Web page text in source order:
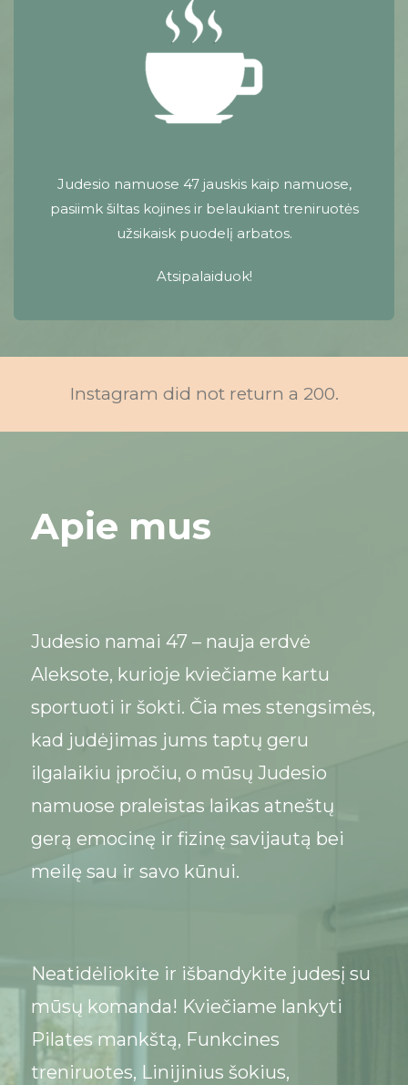
Judesio namuose 47 jauskis kaip namuose,
pasiimk šiltas kojines ir belaukiant treniruotės
užsikaisk puodelį arbatos.
Atsipalaiduok!
Instagram did not return a 200.
Apie mus
Judesio namai 47 – nauja erdvė
Aleksote, kurioje kviečiame kartu
sportuoti ir šokti. Čia mes stengsimės,
kad judėjimas jums taptų geru
ilgalaikiu įpročiu, o mūsų Judesio
namuose praleistas laikas atneštų
gerą emocinę ir fizinę savijautą bei
meilę sau ir savo kūnui.
Neatidėliokite ir išbandykite judesį su
mūsų komanda! Kviečiame lankyti
Pilates mankštą, Funkcines
treniruotes, Linijinius šokius,